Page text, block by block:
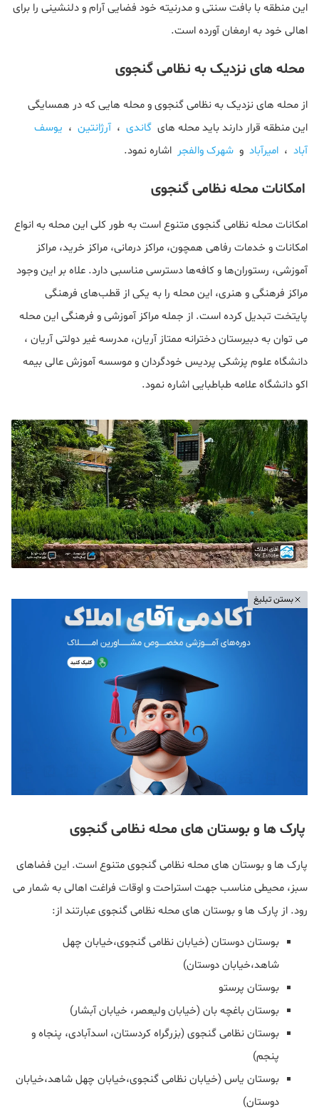
این منطقه با بافت سنتی و مدرنیته خود فضایی آرام و دلنشینی را برای
اهالی خود به ارمغان آورده است.
محله های نزدیک به نظامی گنجوی
از محله های نزدیک به نظامی گنجوی و محله هایی که در همسایگی
این منطقه قرار دارند باید محله های گاندی ، آرژانتین ، یوسف
آباد ، امیرآباد و شهرک والفجر اشاره نمود.
امکانات محله نظامی گنجوی
امکانات محله نظامی گنجوی متنوع است به طور کلی این محله به انواع
امکانات و خدمات رفاهی همچون، مراکز درمانی، مراکز خرید، مراکز
آموزشی، رستوران‌ها و کافه‌ها دسترسی مناسبی دارد. علاه بر این وجود
مراکز فرهنگی و هنری، این محله را به یکی از قطب‌های فرهنگی
پایتخت تبدیل کرده است. از جمله مراکز آموزشی و فرهنگی این محله
می توان به دبیرستان دخترانه ممتاز آریان، مدرسه غیر دولتی آریان ،
دانشگاه علوم پزشکی پردیس خودگردان و موسسه آموزش عالی بیمه
اکو دانشگاه علامه طباطبایی اشاره نمود.
بستن تبلیغ
پارک ها و بوستان های محله نظامی گنجوی
پارک ها و بوستان های محله نظامی گنجوی متنوع است. این فضاهای
سبز، محیطی مناسب جهت استراحت و اوقات فراغت اهالی به شمار می
رود. از پارک ها و بوستان های محله نظامی گنجوی عبارتند از:
بوستان دوستان (خیابان نظامی گنجوی،خیابان چهل
شاهد،خیابان دوستان)
بوستان پرستو
بوستان باغچه بان (خیابان ولیعصر، خیابان آبشار)
بوستان نظامی گنجوی (بزرگراه کردستان، اسدآبادی، پنجاه و
پنجم)
بوستان یاس (خیابان نظامی گنجوی،خیابان چهل شاهد،خیابان
دوستان)